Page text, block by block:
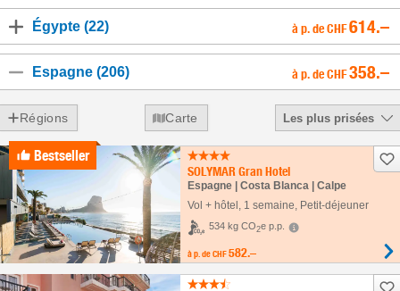
Égypte (22) à p. de CHF614.–
Espagne (206) à p. de CHF358.–
Régions Carte Les plus prisées
Bestseller
SOLYMAR Gran Hotel
Espagne | Costa Blanca | Calpe
Vol + hôtel , 1 semaine, Petit-déjeuner
534 kg CO2e p.p.
à p. de CHF 582.–